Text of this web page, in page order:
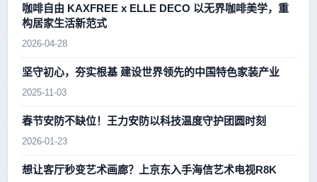
咖啡自由 KAXFREE x ELLE DECO 以无界咖啡美学，重
构居家生活新范式
2026-04-28
坚守初心，夯实根基 建设世界领先的中国特色家装产业
2025-11-03
春节安防不缺位！王力安防以科技温度守护团圆时刻
2026-01-23
想让客厅秒变艺术画廊？上京东入手海信艺术电视R8K